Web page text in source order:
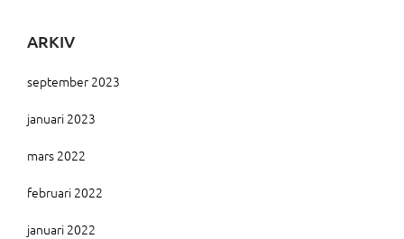
ARKIV
september 2023
januari 2023
mars 2022
februari 2022
januari 2022